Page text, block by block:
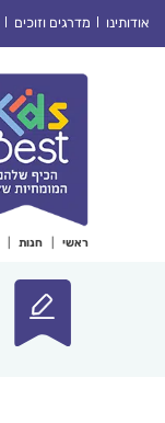
אודותינו מדרגים וזוכים
ראשי חנות